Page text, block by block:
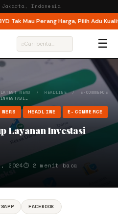
Indonesia
Tak Mau Perang Harga, Pilih Adu
⌕ ☰
LATEST NEWS /HEADLINE/ E-COMMERCE
HEADLINE E-COMMERCE
Layanan Investasi
2024⏱ 2 menit baca
FACEBOOK